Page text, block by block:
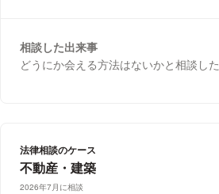
相談した出来事
どうにか会える方法はないかと相談した
法律相談のケース
不動産・建築
2026年7月に相談